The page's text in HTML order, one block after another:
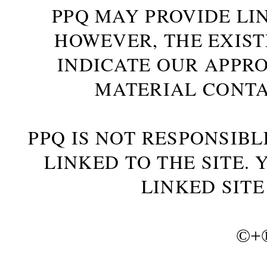
PPQ MAY PROVIDE
HOWEVER, THE
INDICATE OUR
MATERIAL
PPQ IS NOT
LINKED TO THE SITE.
LINKED
©+